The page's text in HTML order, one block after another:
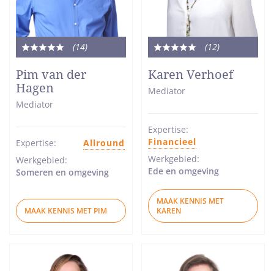
(14)
Totale
5
van
5
Pim van der
Hagen
Mediator
Expertise:
Allround
Werkgebied:
Someren en omgeving
MAAK KENNIS MET PIM
(12)
Totale
5
van
Karen Verhoef
Mediator
Expertise:
Financieel
Werkgebied:
Ede en omgeving
MAAK KENNIS MET
KAREN